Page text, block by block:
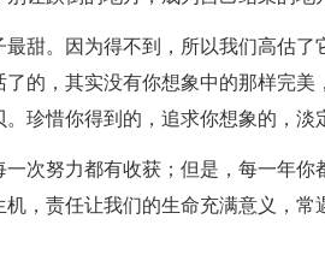
甜。因为得不到，所以我们高估了
的，其实没有你想象中的那样完美
珍惜你得到的，追求你想象的，淡
次努力都有收获；但是，每一年你
，责任让我们的生命充满意义，常